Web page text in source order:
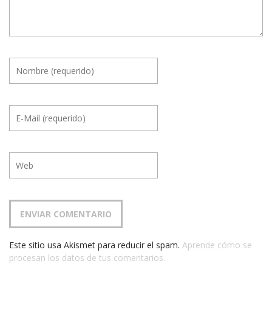
Este sitio usa Akismet para reducir el spam. Aprende cómo se
procesan los datos de tus comentarios.